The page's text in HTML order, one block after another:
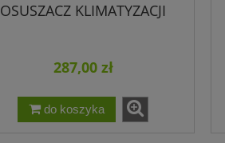
OSUSZACZ KLIMATYZACJI
287,00 zł
do koszyka